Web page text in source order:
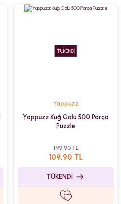
TÜKENDİ
Yappuzz
Yappuzz Kuğ Gölü 500 Parça
Puzzle
199,90 TL
109,90 TL
TÜKENDİ